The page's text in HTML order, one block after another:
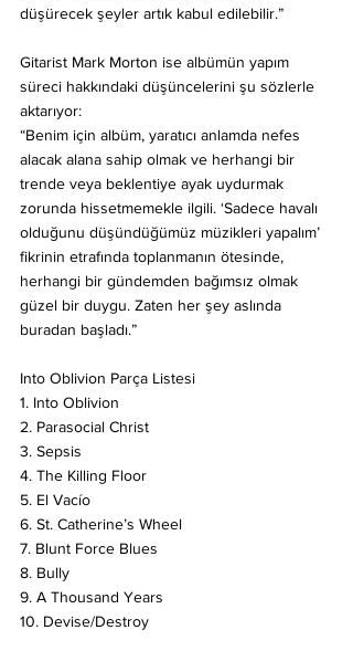
düşürecek şeyler artık kabul edilebilir.”
Gitarist Mark Morton ise albümün yapım
süreci hakkındaki düşüncelerini şu sözlerle
aktarıyor:
“Benim için albüm, yaratıcı anlamda nefes
alacak alana sahip olmak ve herhangi bir
trende veya beklentiye ayak uydurmak
zorunda hissetmemekle ilgili. ‘Sadece havalı
olduğunu düşündüğümüz müzikleri yapalım’
fikrinin etrafında toplanmanın ötesinde,
herhangi bir gündemden bağımsız olmak
güzel bir duygu. Zaten her şey aslında
buradan başladı.”
Into Oblivion Parça Listesi
1. Into Oblivion
2. Parasocial Christ
3. Sepsis
4. The Killing Floor
5. El Vacío
6. St. Catherine’s Wheel
7. Blunt Force Blues
8. Bully
9. A Thousand Years
10. Devise/Destroy